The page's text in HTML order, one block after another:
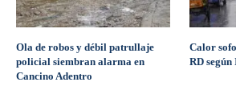
Ola de robos y débil patrullaje
policial siembran alarma en
Cancino Adentro
Calor
RD